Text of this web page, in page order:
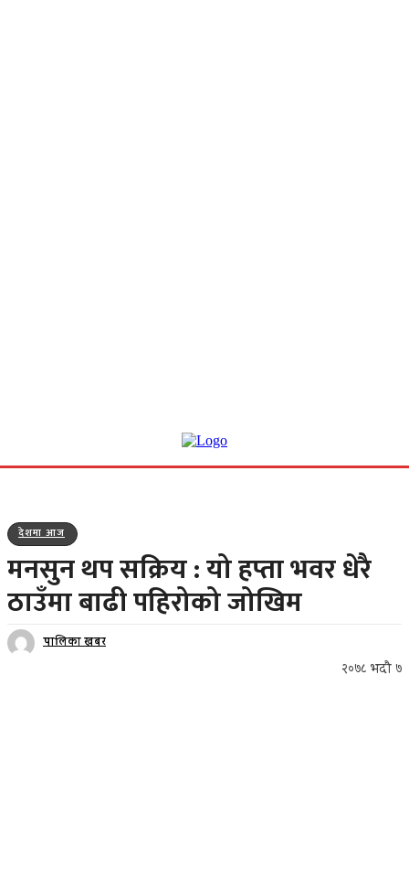
देशमा आज
मनसुन थप सक्रिय : यो हप्ता भवर धेरै
ठाउँमा बाढी पहिरोको जोखिम
पालिका खबर
२०७८ भदौ ७